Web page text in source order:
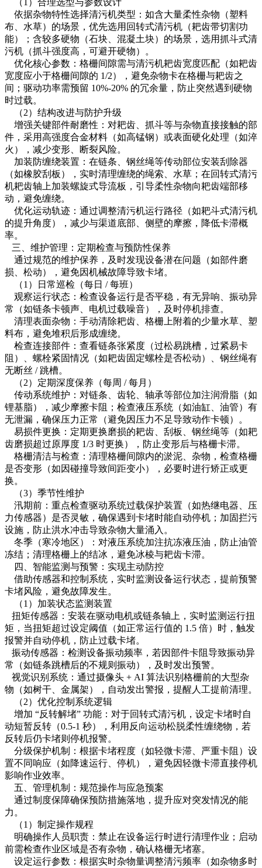
（1）合理选型与参数设计
依据杂物特性选择清污机类型：如含大量柔性杂物（塑料
布、水草）的场景，优先选用回转式清污机（耙齿带切割功
能）；含较多硬物（石块、混凝土块）的场景，选用抓斗式清
污机（抓斗强度高，可避开硬物）。
优化核心参数：格栅间隙需与清污机耙齿宽度匹配（如耙齿
宽度应小于格栅间隙的 1/2），避免杂物卡在格栅与耙齿之
间；驱动功率需预留 10%-20% 的冗余量，防止突然遇到硬物
时过载。
（2）结构改进与防护升级
增强关键部件耐磨性：对耙齿、抓斗等与杂物直接接触的部
件，采用高强度合金材料（如高锰钢）或表面硬化处理（如淬
火），减少变形、断裂风险。
加装防缠绕装置：在链条、钢丝绳等传动部位安装刮除器
（如橡胶刮板），实时清理缠绕的绳索、水草；在回转式清污
机耙齿轴上加装螺旋式导流板，引导柔性杂物向耙齿端部移
动，避免缠绕。
优化运动轨迹：通过调整清污机运行路径（如耙斗式清污机
的提升角度），减少与渠道底部、侧壁的摩擦，降低卡滞概
率。
三、维护管理：定期检查与预防性保养
通过规范的维护保养，及时发现设备潜在问题（如部件磨
损、松动），避免因机械故障导致卡堵。
（1）日常巡检（每日 / 每班）
观察运行状态：检查设备运行是否平稳，有无异响、振动异
常（如链条卡顿声、电机过载噪音），及时停机排查。
清理表面杂物：手动清除耙齿、格栅上附着的少量水草、塑
料布，避免堆积后形成缠绕。
检查连接部件：查看链条张紧度（过松易跳槽，过紧易卡
阻）、螺栓紧固情况（如耙齿固定螺栓是否松动）、钢丝绳有
无断丝 / 跳槽。
（2）定期深度保养（每周 / 每月）
传动系统维护：对链条、齿轮、轴承等部位加注润滑脂（如
锂基脂），减少摩擦卡阻；检查液压系统（如油缸、油管）有
无泄漏，确保压力正常（避免因压力不足导致动作卡顿）。
易损件更换：定期更换磨损的耙齿、刮板、钢丝绳等（如耙
齿磨损超过原厚度 1/3 时更换），防止变形后与格栅卡滞。
格栅清洁与检查：清理格栅间隙内的淤泥、杂物，检查格栅
是否变形（如因碰撞导致间距变小），必要时进行矫正或更
换。
（3）季节性维护
汛期前：重点检查驱动系统过载保护装置（如热继电器、压
力传感器）是否灵敏，确保遇到卡堵时能自动停机；加固拦污
设施，防止洪水冲击导致杂物大量涌入。
冬季（寒冷地区）：对液压系统加注抗冻液压油，防止油管
冻结；清理格栅上的结冰，避免冰棱与耙齿卡滞。
四、智能监测与预警：实现主动防控
借助传感器和控制系统，实时监测设备运行状态，提前预警
卡堵风险，避免故障发生。
（1）加装状态监测装置
扭矩传感器：安装在驱动电机或链条轴上，实时监测运行扭
矩，当扭矩超过设定阈值（如正常运行值的 1.5 倍）时，触发
报警并自动停机，防止过载卡堵。
振动传感器：检测设备振动频率，若因部件卡阻导致振动异
常（如链条跳槽后的不规则振动），及时发出预警。
视觉识别系统：通过摄像头 + AI 算法识别格栅前的大型杂
物（如树干、金属架），自动发出警报，提醒人工提前清理。
（2）优化控制系统逻辑
增加 “反转解堵” 功能：对于回转式清污机，设定卡堵时自
动短暂反转（0.5-1 秒），利用反向运动松脱柔性缠绕物，若
反转后仍卡堵则停机报警。
分级保护机制：根据卡堵程度（如轻微卡滞、严重卡阻）设
置不同响应（如降速运行、停机），避免因轻微卡滞直接停机
影响作业效率。
五、管理机制：规范操作与应急预案
通过制度保障确保预防措施落地，提升应对突发情况的能
力。
（1）制定操作规程
明确操作人员职责：禁止在设备运行时进行清理作业；启动
前需检查作业区域是否有杂物，确认格栅无堵塞。
设定运行参数：根据实时杂物量调整清污频率（如杂物多时